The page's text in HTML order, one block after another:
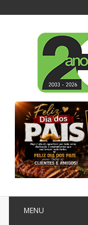
MENU